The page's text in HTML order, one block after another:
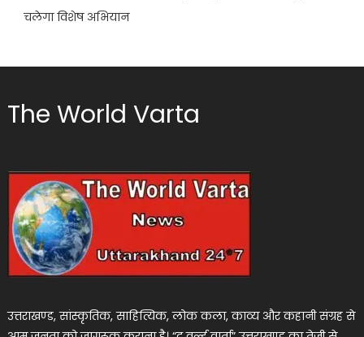
चलेगा विशेष अभियान
The World Varta
उत्तराखण्ड, सांस्कृतिक, साहित्यिक, लोक कला, काव्य और कहानी संग्रह से